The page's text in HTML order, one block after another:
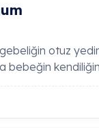
(Amniyon
otuz
bebeğin
başlayan